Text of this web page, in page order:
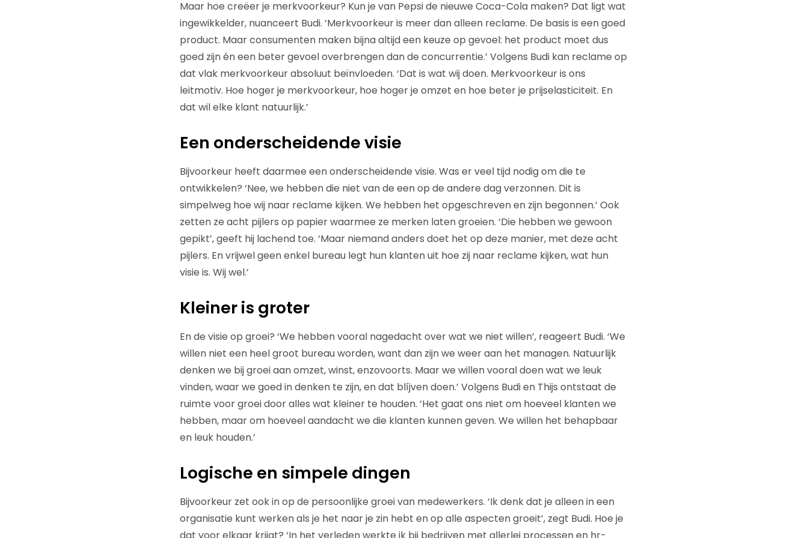
Maar hoe creëer je merkvoorkeur? Kun je van Pepsi de nieuwe Coca-Cola maken? Dat ligt wat
ingewikkelder, nuanceert Budi. ‘Merkvoorkeur is meer dan alleen reclame. De basis is een goed
product. Maar consumenten maken bijna altijd een keuze op gevoel: het product moet dus
goed zijn én een beter gevoel overbrengen dan de concurrentie.’ Volgens Budi kan reclame op
dat vlak merkvoorkeur absoluut beïnvloeden. ‘Dat is wat wij doen. Merkvoorkeur is ons
leitmotiv. Hoe hoger je merkvoorkeur, hoe hoger je omzet en hoe beter je prijselasticiteit. En
dat wil elke klant natuurlijk.’
Een onderscheidende visie
Bijvoorkeur heeft daarmee een onderscheidende visie. Was er veel tijd nodig om die te
ontwikkelen? ‘Nee, we hebben die niet van de een op de andere dag verzonnen. Dit is
simpelweg hoe wij naar reclame kijken. We hebben het opgeschreven en zijn begonnen.’ Ook
zetten ze acht pijlers op papier waarmee ze merken laten groeien. ‘Die hebben we gewoon
gepikt’, geeft hij lachend toe. ‘Maar niemand anders doet het op deze manier, met deze acht
pijlers. En vrijwel geen enkel bureau legt hun klanten uit hoe zij naar reclame kijken, wat hun
visie is. Wij wel.’
Kleiner is groter
En de visie op groei? ‘We hebben vooral nagedacht over wat we niet willen’, reageert Budi. ‘We
willen niet een heel groot bureau worden, want dan zijn we weer aan het managen. Natuurlijk
denken we bij groei aan omzet, winst, enzovoorts. Maar we willen vooral doen wat we leuk
vinden, waar we goed in denken te zijn, en dat blíjven doen.’ Volgens Budi en Thijs ontstaat de
ruimte voor groei door alles wat kleiner te houden. ‘Het gaat ons niet om hoeveel klanten we
hebben, maar om hoeveel aandacht we die klanten kunnen geven. We willen het behapbaar
en leuk houden.’
Logische en simpele dingen
Bijvoorkeur zet ook in op de persoonlijke groei van medewerkers. ‘Ik denk dat je alleen in een
organisatie kunt werken als je het naar je zin hebt en op alle aspecten groeit’, zegt Budi. Hoe je
dat voor elkaar krijgt? ‘In het verleden werkte ik bij bedrijven met allerlei processen en hr-